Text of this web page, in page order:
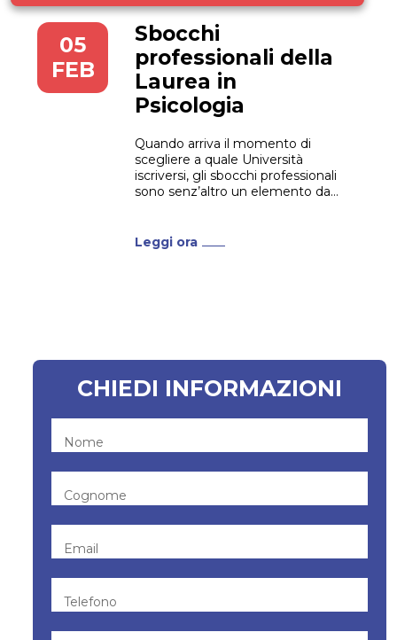
05
FEB
Sbocchi
professionali della
Laurea in
Psicologia
Quando arriva il momento di
scegliere a quale Università
iscriversi, gli sbocchi professionali
sono senz’altro un elemento da
maggiormente scelti, sia per
Leggi ora
CHIEDI INFORMAZIONI
Nome
Cognome
Email
Telefono